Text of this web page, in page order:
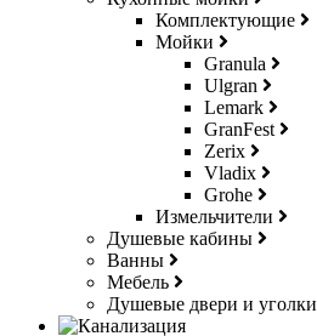
Комплектующие
Мойки
Granula
Ulgran
Lemark
GranFest
Zerix
Vladix
Grohe
Измельчители
Душевые кабины
Ванны
Мебель
Душевые двери и уголки